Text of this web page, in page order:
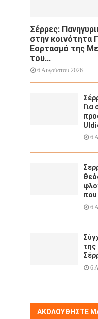
Σέρρες:
στην κοινότητα
Εορτασμό της
του...
6 Αυγούστου 2026
Για
6
που
6
της
6
ΑΚΟΛΟΥΘΉΣΤΕ